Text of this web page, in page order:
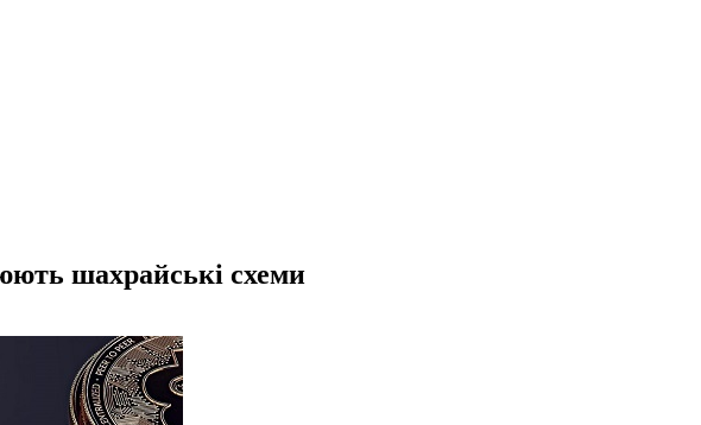
шахрайські схеми